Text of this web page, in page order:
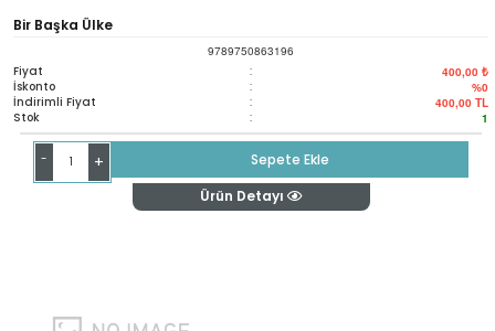
Bir Başka Ülke
9789750863196
Fiyat : 400,00 ₺
İskonto : %0
İndirimli Fiyat : 400,00 TL
Stok : 1
- +
Sepete Ekle
Ürün Detayı